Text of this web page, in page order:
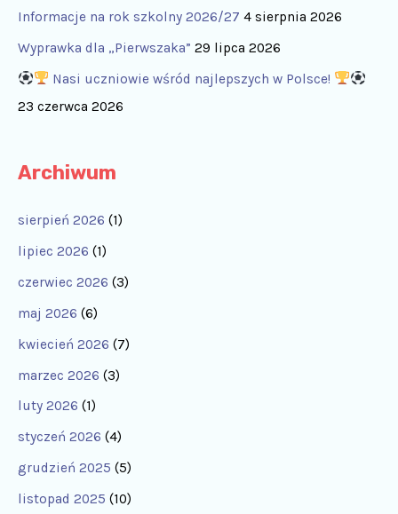
Informacje na rok szkolny 2026/27 4 sierpnia 2026
Wyprawka dla „Pierwszaka” 29 lipca 2026
Nasi uczniowie wśród najlepszych w Polsce!
23 czerwca 2026
Archiwum
sierpień 2026 (1)
lipiec 2026 (1)
czerwiec 2026 (3)
maj 2026 (6)
kwiecień 2026 (7)
marzec 2026 (3)
luty 2026 (1)
styczeń 2026 (4)
grudzień 2025 (5)
listopad 2025 (10)